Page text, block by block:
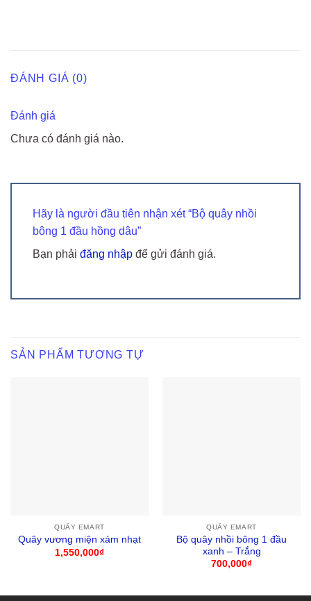
ĐÁNH GIÁ (0)
Đánh giá
Chưa có đánh giá nào.
Hãy là người đầu tiên nhận xét “Bộ quây nhồi
bông 1 đầu hồng dâu”
Bạn phải đăng nhập để gửi đánh giá.
SẢN PHẨM TƯƠNG TỰ
QUÂY EMART
Quây vương miện xám nhạt
1,550,000₫
QUÂY EMART
Bộ quây nhồi bông 1 đầu
xanh – Trắng
700,000₫